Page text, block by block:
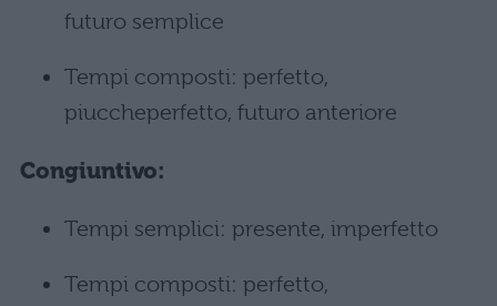
futuro semplice
Tempi composti: perfetto,
piuccheperfetto, futuro anteriore
Congiuntivo:
Tempi semplici: presente, imperfetto
Tempi composti: perfetto,